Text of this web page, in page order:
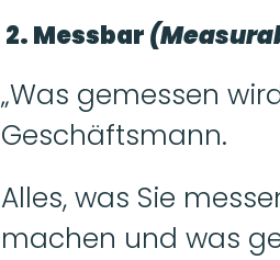
2. Messbar
„Was gemessen
Geschäftsmann.
Alles, was Sie
machen und was